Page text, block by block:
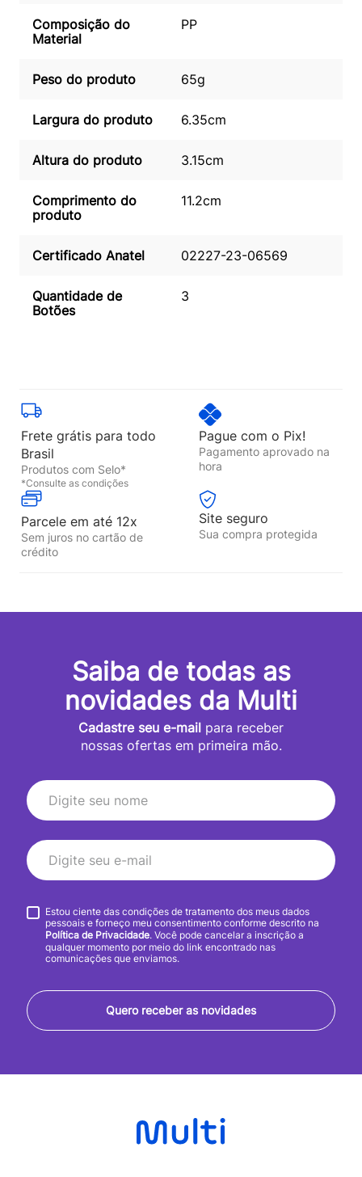
Composição do
Material
PP
Peso do produto 65g
Largura do produto 6.35cm
Altura do produto 3.15cm
Comprimento do
produto
11.2cm
Certificado Anatel 02227-23-06569
Quantidade de
Botões
3
Frete grátis para todo
Brasil
Produtos com Selo*
*Consulte as condições
Pague com o Pix!
Pagamento aprovado na
hora
Parcele em até 12x
Sem juros no cartão de
crédito
Site seguro
Sua compra protegida
Saiba de todas as
novidades da Multi
Cadastre seu e-mail para receber
nossas ofertas em primeira mão.
Quero receber as novidades
Estou ciente das condições de tratamento dos meus dados
pessoais e forneço meu consentimento conforme descrito na
Política de Privacidade. Você pode cancelar a inscrição a
qualquer momento por meio do link encontrado nas
comunicações que enviamos.